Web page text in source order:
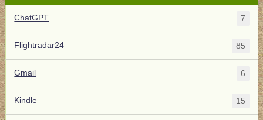
ChatGPT 7
Flightradar24 85
Gmail 6
Kindle 15